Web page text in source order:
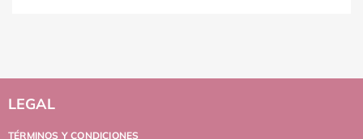
LEGAL
TÉRMINOS Y CONDICIONES